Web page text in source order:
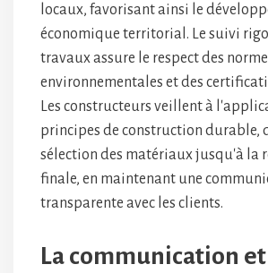
locaux, favorisant ainsi le
économique territorial. Le suivi
travaux assure le respect des
environnementales et des
Les constructeurs veillent à
principes de construction durable,
sélection des matériaux jusqu'à la
finale, en maintenant une
transparente avec les clients.
La communication